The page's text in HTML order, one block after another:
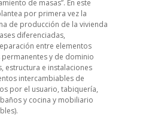
de masas”. En este
por primera vez la
de producción de la vivienda
diferenciadas,
entre elementos
y de dominio
estructura e instalaciones
intercambiables de
por el usuario, tabiquería,
y cocina y mobiliario